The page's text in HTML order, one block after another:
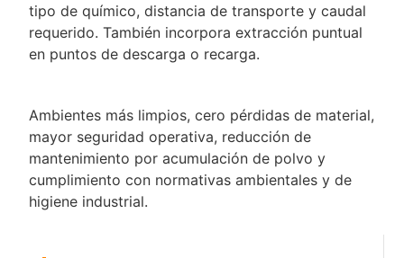
tipo de químico, distancia de transporte y caudal
requerido. También incorpora extracción puntual
en puntos de descarga o recarga.
Ambientes más limpios, cero pérdidas de material,
mayor seguridad operativa, reducción de
mantenimiento por acumulación de polvo y
cumplimiento con normativas ambientales y de
higiene industrial.